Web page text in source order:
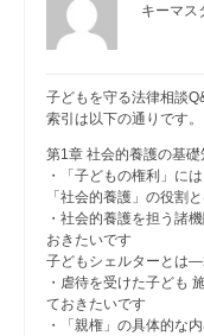
キーマス
子どもを守る法律相談
索引は以下の通りです
第1章 社会的養護の基
・「子どもの権利」に
「社会的養護」の役割
・社会的養護を担う諸
おきたいです
子どもシェルターとは
・虐待を受けた子ども
ておきたいです
・「親権」の具体的な